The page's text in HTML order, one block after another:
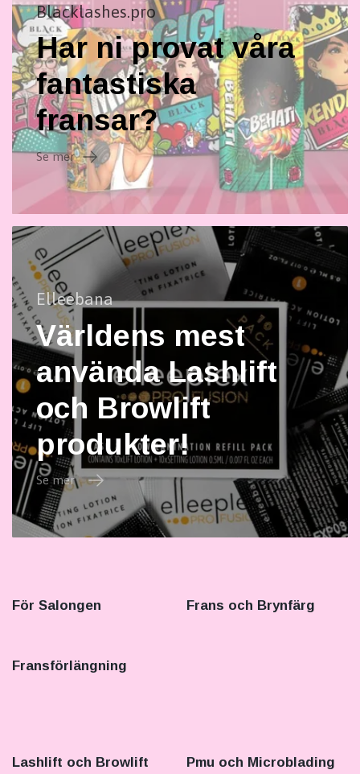
Blacklashes.pro
Har ni provat våra
fantastiska
fransar?
Se mer
Elleebana
Världens mest
använda Lashlift
och Browlift
produkter!
Se mer
För Salongen Frans och Brynfärg
Fransförlängning
Lashlift och Browlift Pmu och Microblading